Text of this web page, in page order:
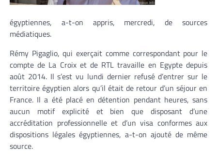
égyptiennes, a-t-on appris, mercredi, de sources
médiatiques.
Rémy Pigaglio, qui exerçait comme correspondant pour le
compte de La Croix et de RTL travaille en Egypte depuis
août 2014. Il s’est vu lundi dernier refusé d’entrer sur le
territoire égyptien alors qu’il était de retour d’un séjour en
France. Il a été placé en détention pendant heures, sans
aucun motif explicité et bien que disposant d’une
accréditation professionnelle et d’un visa conformes aux
dispositions légales égyptiennes, a-t-on ajouté de même
source.